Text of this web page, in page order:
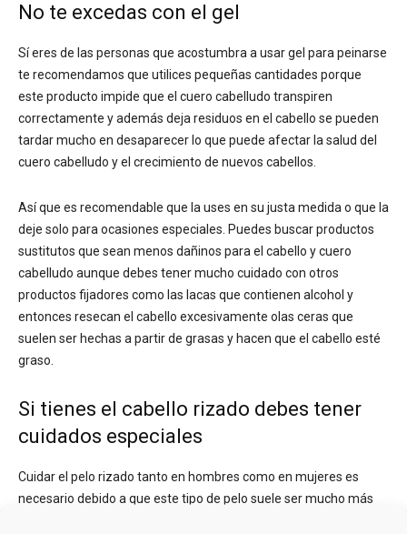
No te excedas con el gel
Sí eres de las personas que acostumbra a usar gel para peinarse
te recomendamos que utilices pequeñas cantidades porque
este producto impide que el cuero cabelludo transpiren
correctamente y además deja residuos en el cabello se pueden
tardar mucho en desaparecer lo que puede afectar la salud del
cuero cabelludo y el crecimiento de nuevos cabellos.
Así que es recomendable que la uses en su justa medida o que la
deje solo para ocasiones especiales. Puedes buscar productos
sustitutos que sean menos dañinos para el cabello y cuero
cabelludo aunque debes tener mucho cuidado con otros
productos fijadores como las lacas que contienen alcohol y
entonces resecan el cabello excesivamente olas ceras que
suelen ser hechas a partir de grasas y hacen que el cabello esté
graso.
Si tienes el cabello rizado debes tener
cuidados especiales
Cuidar el pelo rizado tanto en hombres como en mujeres es
necesario debido a que este tipo de pelo suele ser mucho más